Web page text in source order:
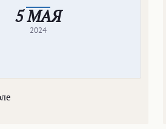
5 МАЯ
2024